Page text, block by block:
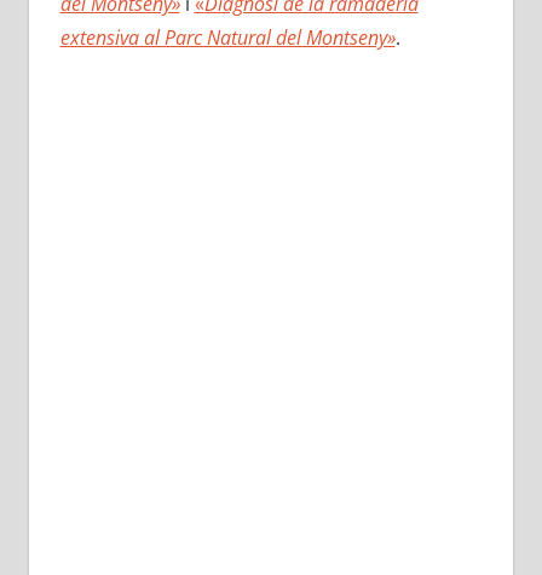
extensiva al Parc Natural del Montseny».